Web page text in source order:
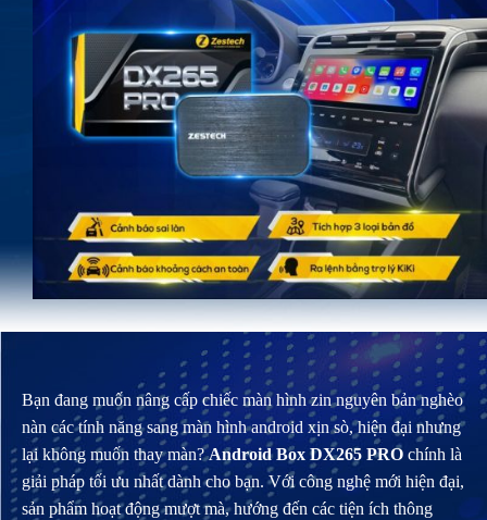
Bạn đang muốn nâng cấp chiếc màn hình zin nguyên bản nghèo
nàn các tính năng sang màn hình android xịn sò, hiện đại nhưng
lại không muốn thay màn? Android Box DX265 PRO chính là
giải pháp tối ưu nhất dành cho bạn. Với công nghệ mới hiện đại,
sản phẩm hoạt động mượt mà, hướng đến các tiện ích thông